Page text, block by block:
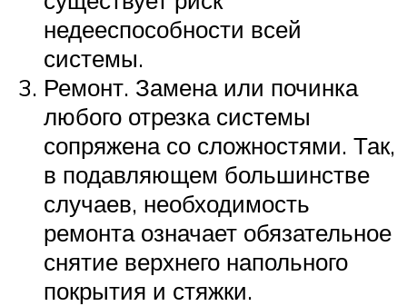
недееспособности всей
системы.
Ремонт. Замена или починка
любого отрезка системы
сопряжена со сложностями. Так,
в подавляющем большинстве
случаев, необходимость
ремонта означает обязательное
снятие верхнего напольного
покрытия и стяжки.